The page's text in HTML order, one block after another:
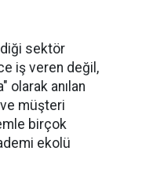
sektör
iş veren değil,
olarak anılan
müşteri
birçok
ekolü